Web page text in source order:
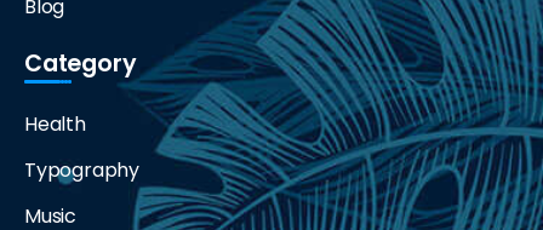
Blog
Category
Health
Typography
Music